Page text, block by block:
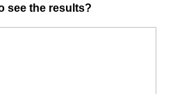
see the results?